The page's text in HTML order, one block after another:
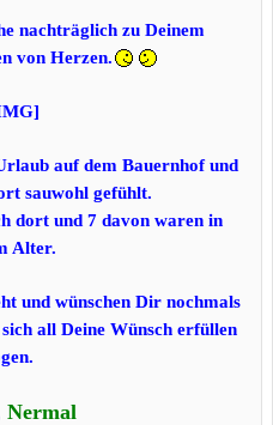
nachträglich zu Deinem
von Herzen.
auf dem Bauernhof und
sauwohl gefühlt.
dort und 7 davon waren in
Alter.
und wünschen Dir nochmals
all Deine Wünsch erfüllen
Nermal